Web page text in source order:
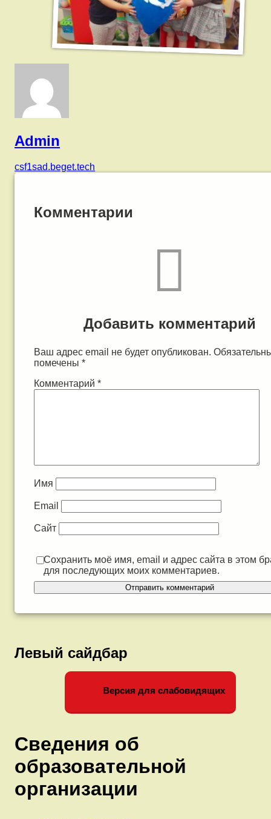
Admin
csf1sad.beget.tech
Комментарии
Добавить комментарий
Ваш адрес email не будет опубликован.
помечены *
Комментарий *
Имя
Email
Сайт
Сохранить моё имя, email и адрес сайта в этом
для последующих моих комментариев.
Левый сайдбар
Версия для слабовидящих
Сведения об
образовательной
организации